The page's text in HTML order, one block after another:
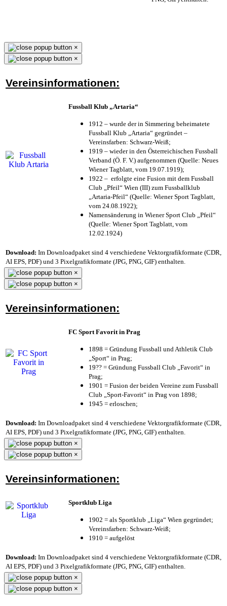
×
×
Vereinsinformationen:
Fussball Klub „Artaria“
1912 – wurde der in Simmering beheimatete
Fussball Klub „Artaria“ gegründet –
Vereinsfarben: Schwarz-Weiß;
1919 – wieder in den Österreichischen Fussball
Verband (Ö. F. V.) aufgenommen (Quelle: Neues
Wiener Tagblatt, vom 19.07.1919);
1922 – erfolgte eine Fusion mit dem Fussball
Club „Pfeil“ Wien (III) zum Fussballklub
„Artaria-Pfeil“ (Quelle: Wiener Sport Tagblatt,
vom 24.08.1922);
Namensänderung in Wiener Sport Club „Pfeil“
(Quelle: Wiener Sport Tagblatt, vom
12.02.1924)
Download: Im Downloadpaket sind 4 verschiedene Vektorgrafikformate (CDR,
AI EPS, PDF) und 3 Pixelgrafikformate (JPG, PNG, GIF) enthalten.
×
×
Vereinsinformationen:
FC Sport Favorit in Prag
1898 = Gründung Fussball und Athletik Club
„Sport“ in Prag;
19?? = Gründung Fussball Club „Favorit“ in
Prag;
1901 = Fusion der beiden Vereine zum Fussball
Club „Sport-Favorit“ in Prag von 1898;
1945 = erloschen;
Download: Im Downloadpaket sind 4 verschiedene Vektorgrafikformate (CDR,
AI EPS, PDF) und 3 Pixelgrafikformate (JPG, PNG, GIF) enthalten.
×
×
Vereinsinformationen:
Sportklub Liga
1902 = als Sportklub „Liga“ Wien gegründet;
Vereinsfarben: Schwarz-Weiß;
1910 = aufgelöst
Download: Im Downloadpaket sind 4 verschiedene Vektorgrafikformate (CDR,
AI EPS, PDF) und 3 Pixelgrafikformate (JPG, PNG, GIF) enthalten.
×
×